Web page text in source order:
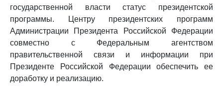
государственной власти статус президентской
программы. Центру президентских программ
Администрации Президента Российской Федерации
совместно с Федеральным агентством
правительственной связи и информации при
Президенте Российской Федерации обеспечить ее
доработку и реализацию.